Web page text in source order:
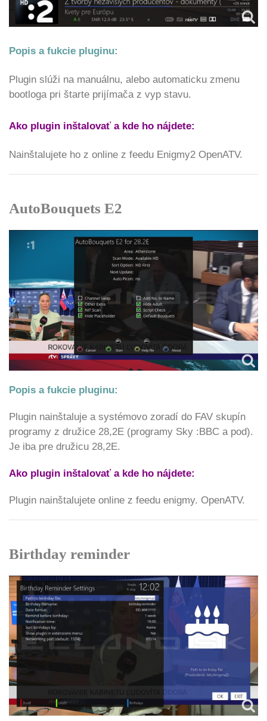
Popis a fukcie pluginu:
Plugin slúži na manuálnu, alebo automaticku zmenu
bootloga pri štarte prijímača z vyp stavu.
Ako plugin inštalovať a kde ho nájdete:
Nainštalujete ho z online z feedu Enigmy2 OpenATV.
AutoBouquets E2
Popis a fukcie pluginu:
Plugin nainštaluje a systémovo zoradí do FAV skupín
programy z družice 28,2E (programy Sky :BBC a pod).
Je iba pre družicu 28,2E.
Ako plugin inštalovať a kde ho nájdete:
Plugin nainštalujete online z feedu enigmy. OpenATV.
Birthday reminder